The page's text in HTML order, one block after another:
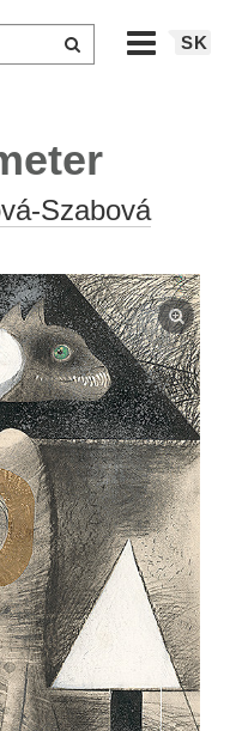
SK
Szabová